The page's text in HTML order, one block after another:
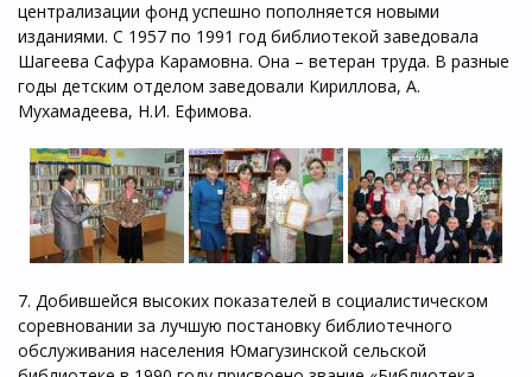
централизации фонд успешно пополняется новыми
изданиями. С 1957 по 1991 год библиотекой заведовала
Шагеева Сафура Карамовна. Она – ветеран труда. В разные
годы детским отделом заведовали Кириллова, А.
Мухамадеева, Н.И. Ефимова.
7. Добившейся высоких показателей в социалистическом
соревновании за лучшую постановку библиотечного
обслуживания населения Юмагузинской сельской